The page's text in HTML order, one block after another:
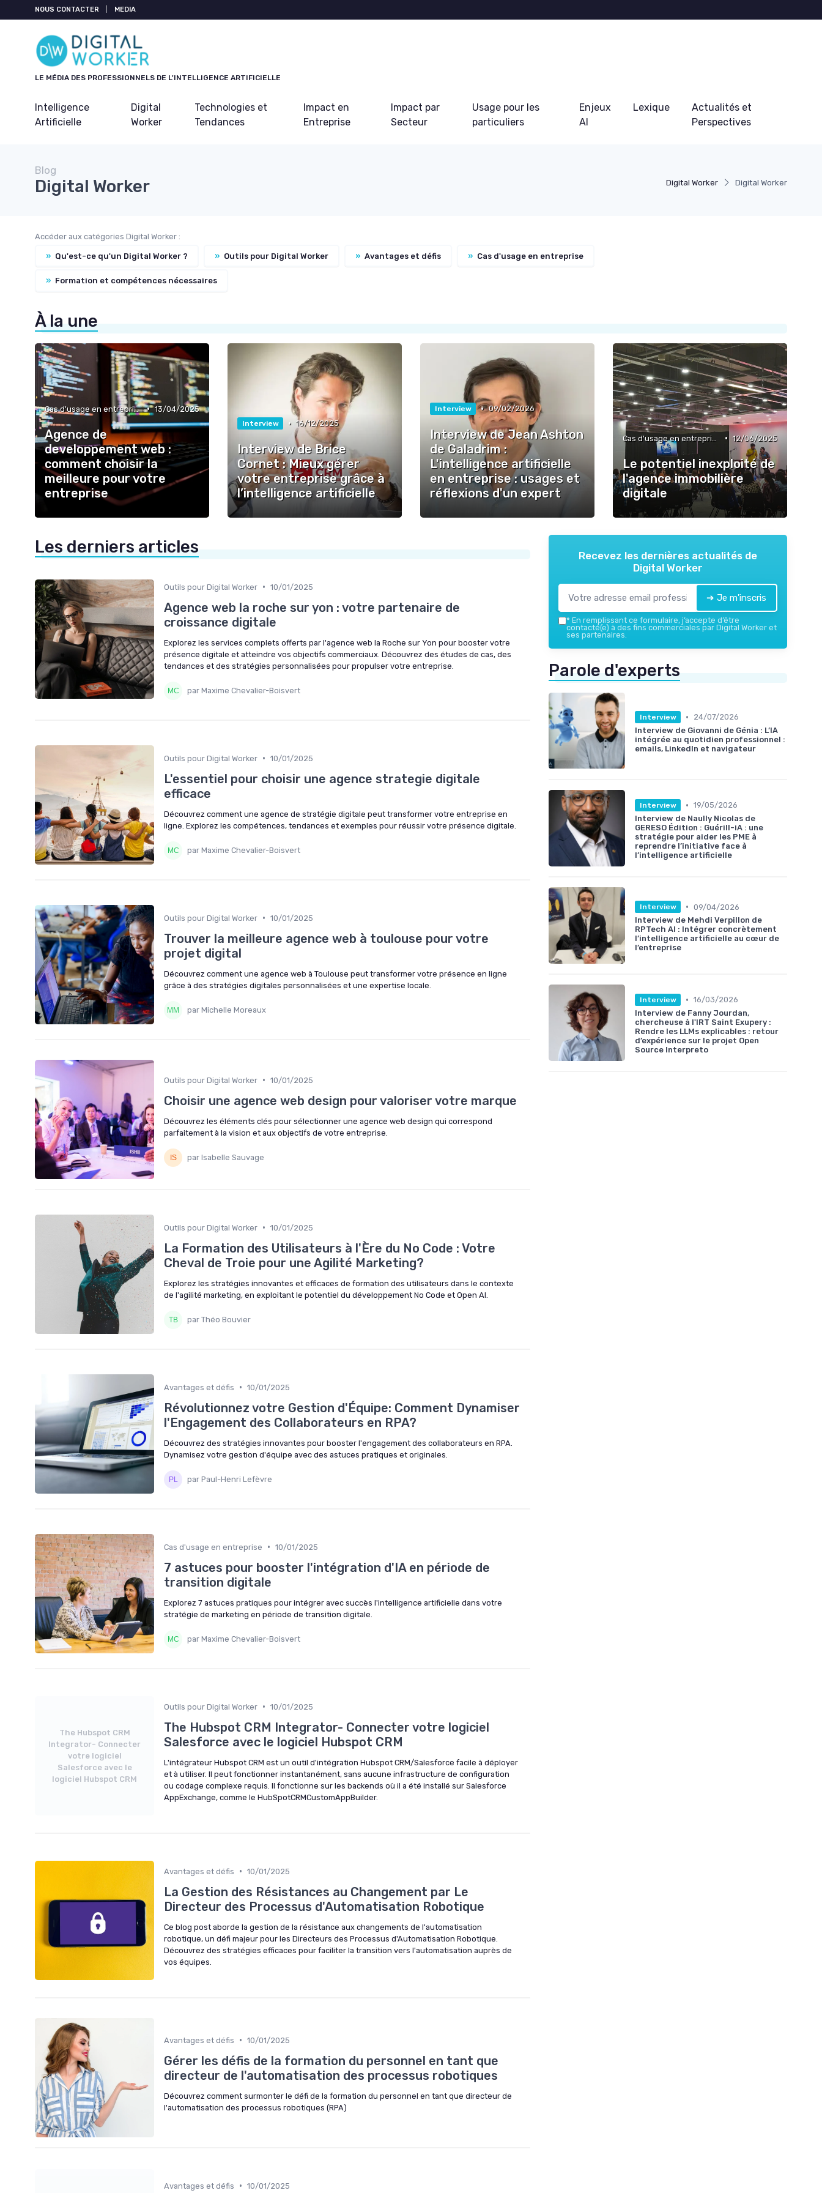
NOUS CONTACTER MEDIA
LE MÉDIA DES PROFESSIONNELS DE L'INTELLIGENCE ARTIFICIELLE
Intelligence
Artificielle
Digital
Worker
Technologies et
Tendances
Impact en
Entreprise
Impact par
Secteur
Usage pour les
particuliers
Enjeux
AI
Lexique
Actualités et
Perspectives
Digital Worker Digital Worker
Blog
Digital Worker
Accéder aux catégories Digital Worker :
» Qu'est-ce qu'un Digital Worker ? » Outils pour Digital Worker » Avantages et défis » Cas d'usage en entreprise
» Formation et compétences nécessaires
À la une
Cas d'usage en entreprise • 13/04/2025
Agence de
developpement web :
comment choisir la
meilleure pour votre
entreprise
Interview • 16/12/2025
Interview de Brice
Cornet : Mieux gérer
votre entreprise grâce à
l’intelligence artificielle
Interview • 09/02/2026
Interview de Jean Ashton
de Galadrim :
L'intelligence artificielle
en entreprise : usages et
réflexions d'un expert
• 12/06/2025
Le potentiel inexploité de
l'agence immobilière
digitale
Les derniers articles
Outils pour Digital Worker • 10/01/2025
Agence web la roche sur yon : votre partenaire de
croissance digitale
Explorez les services complets offerts par l'agence web la Roche sur Yon pour booster votre
présence digitale et atteindre vos objectifs commerciaux. Découvrez des études de cas, des
tendances et des stratégies personnalisées pour propulser votre entreprise.
par Maxime Chevalier-Boisvert
Outils pour Digital Worker • 10/01/2025
L'essentiel pour choisir une agence strategie digitale
efficace
Découvrez comment une agence de stratégie digitale peut transformer votre entreprise en
ligne. Explorez les compétences, tendances et exemples pour réussir votre présence digitale.
par Maxime Chevalier-Boisvert
Outils pour Digital Worker • 10/01/2025
Trouver la meilleure agence web à toulouse pour votre
projet digital
Découvrez comment une agence web à Toulouse peut transformer votre présence en ligne
grâce à des stratégies digitales personnalisées et une expertise locale.
par Michelle Moreaux
Outils pour Digital Worker • 10/01/2025
Choisir une agence web design pour valoriser votre marque
Découvrez les éléments clés pour sélectionner une agence web design qui correspond
parfaitement à la vision et aux objectifs de votre entreprise.
par Isabelle Sauvage
Outils pour Digital Worker • 10/01/2025
La Formation des Utilisateurs à l'Ère du No Code : Votre
Cheval de Troie pour une Agilité Marketing?
Explorez les stratégies innovantes et efficaces de formation des utilisateurs dans le contexte
de l'agilité marketing, en exploitant le potentiel du développement No Code et Open AI.
par Théo Bouvier
Avantages et défis • 10/01/2025
Révolutionnez votre Gestion d'Équipe: Comment Dynamiser
l'Engagement des Collaborateurs en RPA?
Découvrez des stratégies innovantes pour booster l'engagement des collaborateurs en RPA.
Dynamisez votre gestion d'équipe avec des astuces pratiques et originales.
par Paul-Henri Lefèvre
Cas d'usage en entreprise • 10/01/2025
7 astuces pour booster l'intégration d'IA en période de
transition digitale
Explorez 7 astuces pratiques pour intégrer avec succès l'intelligence artificielle dans votre
stratégie de marketing en période de transition digitale.
par Maxime Chevalier-Boisvert
The Hubspot CRM
Integrator- Connecter
votre logiciel
Salesforce avec le
logiciel Hubspot CRM
Outils pour Digital Worker • 10/01/2025
The Hubspot CRM Integrator- Connecter votre logiciel
Salesforce avec le logiciel Hubspot CRM
L'intégrateur Hubspot CRM est un outil d'intégration Hubspot CRM/Salesforce facile à déployer
et à utiliser. Il peut fonctionner instantanément, sans aucune infrastructure de configuration
ou codage complexe requis. Il fonctionne sur les backends où il a été installé sur Salesforce
AppExchange, comme le HubSpotCRMCustomAppBuilder.
Avantages et défis • 10/01/2025
La Gestion des Résistances au Changement par Le
Directeur des Processus d'Automatisation Robotique
Ce blog post aborde la gestion de la résistance aux changements de l'automatisation
robotique, un défi majeur pour les Directeurs des Processus d'Automatisation Robotique.
Découvrez des stratégies efficaces pour faciliter la transition vers l'automatisation auprès de
vos équipes.
Avantages et défis • 10/01/2025
Gérer les défis de la formation du personnel en tant que
directeur de l'automatisation des processus robotiques
Découvrez comment surmonter le défi de la formation du personnel en tant que directeur de
l'automatisation des processus robotiques (RPA)
Avantages et défis • 10/01/2025
Recevez les dernières actualités de
Digital Worker
➔ Je m'inscris
* En remplissant ce formulaire, j’accepte d’être
contacté(e) à des fins commerciales par Digital Worker et
ses partenaires.
Parole d'experts
Interview •
24/07/2026
Interview de Giovanni de Génia : L’IA
intégrée au quotidien professionnel :
emails, LinkedIn et navigateur
Interview • 19/05/2026
Interview de Naully Nicolas de
GERESO Édition : Guérill-iA : une
stratégie pour aider les PME à
reprendre l’initiative face à
l’intelligence artificielle
Interview • 09/04/2026
Interview de Mehdi Verpillon de
RPTech AI : Intégrer concrètement
l’intelligence artificielle au cœur de
l’entreprise
Interview • 16/03/2026
Interview de Fanny Jourdan,
chercheuse à l'IRT Saint Exupery :
Rendre les LLMs explicables : retour
d’expérience sur le projet Open
Source Interpreto
Panneau de gestion des cookies